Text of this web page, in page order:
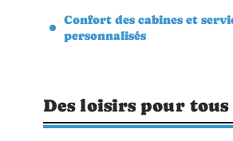
Confort des cabines et
personnalisés
Des loisirs pour tous